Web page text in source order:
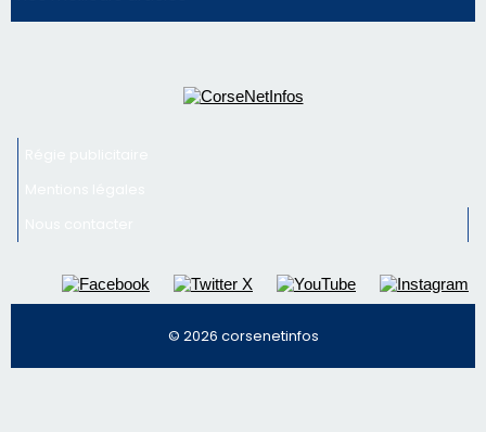
© 2026 corsenetinfos